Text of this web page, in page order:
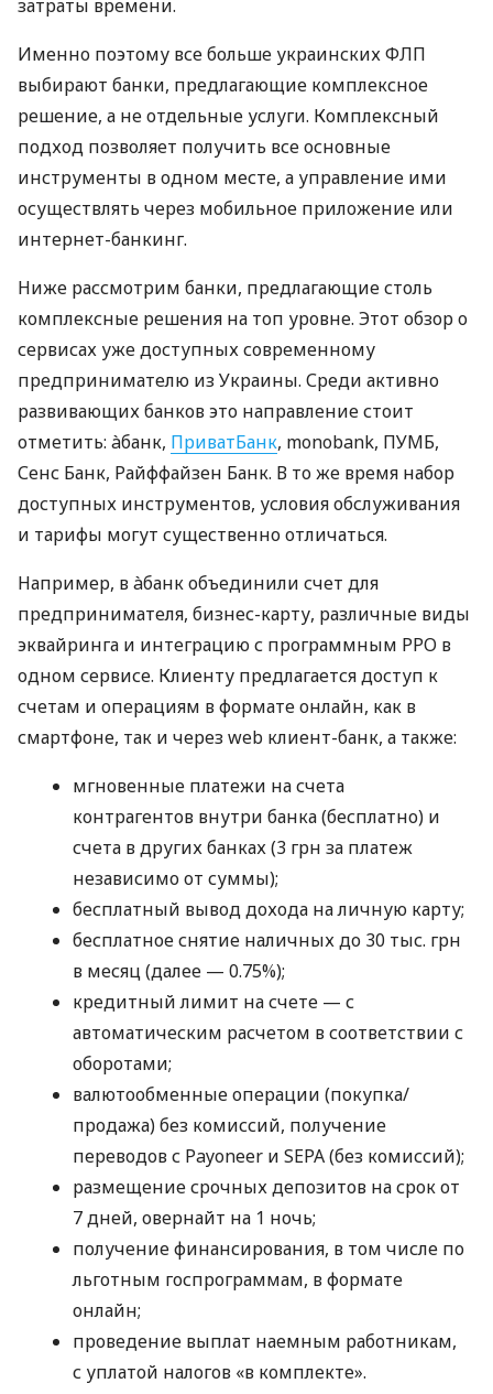
затраты времени.
Именно поэтому все больше украинских ФЛП
выбирают банки, предлагающие комплексное
решение, а не отдельные услуги. Комплексный
подход позволяет получить все основные
инструменты в одном месте, а управление ими
осуществлять через мобильное приложение или
интернет-банкинг.
Ниже рассмотрим банки, предлагающие столь
комплексные решения на топ уровне. Этот обзор о
сервисах уже доступных современному
предпринимателю из Украины. Среди активно
развивающих банков это направление стоит
отметить: àбанк, ПриватБанк, monobank, ПУМБ,
Сенс Банк, Райффайзен Банк. В то же время набор
доступных инструментов, условия обслуживания
и тарифы могут существенно отличаться.
Например, в àбанк объединили счет для
предпринимателя, бизнес-карту, различные виды
эквайринга и интеграцию с программным РРО в
одном сервисе. Клиенту предлагается доступ к
счетам и операциям в формате онлайн, как в
смартфоне, так и через web клиент-банк, а также:
мгновенные платежи на счета
контрагентов внутри банка (бесплатно) и
счета в других банках (3 грн за платеж
независимо от суммы);
бесплатный вывод дохода на личную карту;
бесплатное снятие наличных до 30 тыс. грн
в месяц (далее — 0.75%);
кредитный лимит на счете — с
автоматическим расчетом в соответствии с
оборотами;
валютообменные операции (покупка/
продажа) без комиссий, получение
переводов с Payoneer и SEPA (без комиссий);
размещение срочных депозитов на срок от
7 дней, овернайт на 1 ночь;
получение финансирования, в том числе по
льготным госпрограммам, в формате
онлайн;
проведение выплат наемным работникам,
с уплатой налогов «в комплекте».